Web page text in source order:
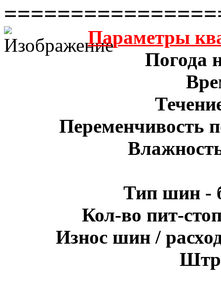
Параметры
Погода
Переменчивость
Тип шин -
Кол-во пит-
Износ шин /